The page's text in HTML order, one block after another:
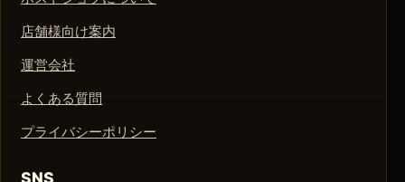
店舗様向け案内
運営会社
よくある質問
プライバシーポリシー
SNS